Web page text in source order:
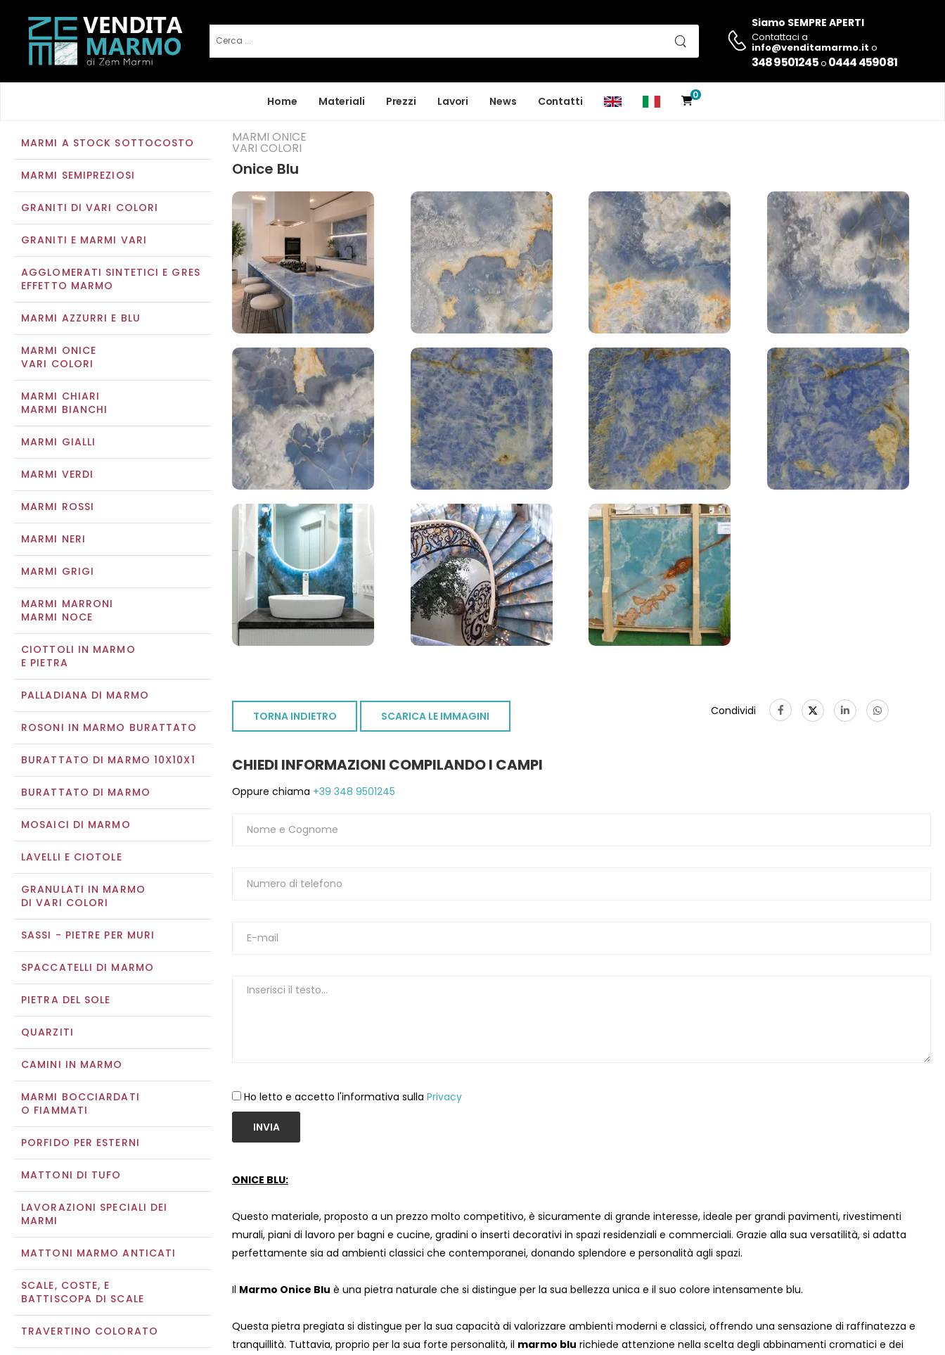
Siamo SEMPRE APERTI
Contattaci a
info@venditamarmo.it o
348 9501245o 0444 459081
Home Materiali Prezzi Lavori News Contatti 0
MARMI A STOCK SOTTOCOSTO
MARMI SEMIPREZIOSI
GRANITI DI VARI COLORI
GRANITI E MARMI VARI
AGGLOMERATI SINTETICI E GRES
EFFETTO MARMO
MARMI AZZURRI E BLU
MARMI ONICE
VARI COLORI
MARMI CHIARI
MARMI BIANCHI
MARMI GIALLI
MARMI VERDI
MARMI ROSSI
MARMI NERI
MARMI GRIGI
MARMI MARRONI
MARMI NOCE
CIOTTOLI IN MARMO
E PIETRA
PALLADIANA DI MARMO
ROSONI IN MARMO BURATTATO
BURATTATO DI MARMO 10X10X1
BURATTATO DI MARMO
MOSAICI DI MARMO
LAVELLI E CIOTOLE
GRANULATI IN MARMO
DI VARI COLORI
SASSI - PIETRE PER MURI
SPACCATELLI DI MARMO
PIETRA DEL SOLE
QUARZITI
CAMINI IN MARMO
MARMI BOCCIARDATI
O FIAMMATI
PORFIDO PER ESTERNI
MATTONI DI TUFO
LAVORAZIONI SPECIALI DEI
MARMI
MATTONI MARMO ANTICATI
SCALE, COSTE, E
BATTISCOPA DI SCALE
TRAVERTINO COLORATO
MARMI ONICE
VARI COLORI
Onice Blu
TORNA INDIETRO SCARICA LE IMMAGINI Condividi
CHIEDI INFORMAZIONI COMPILANDO I CAMPI
Oppure chiama +39 348 9501245
Ho letto e accetto l'informativa sulla Privacy
INVIA
ONICE BLU:
Questo materiale, proposto a un prezzo molto competitivo, è sicuramente di grande interesse, ideale per grandi pavimenti, rivestimenti
murali, piani di lavoro per bagni e cucine, gradini o inserti decorativi in ​​spazi residenziali e commerciali. Grazie alla sua versatilità, si adatta
perfettamente sia ad ambienti classici che contemporanei, donando splendore e personalità agli spazi.
Il Marmo Onice Blu è una pietra naturale che si distingue per la sua bellezza unica e il suo colore intensamente blu.
Questa pietra pregiata si distingue per la sua capacità di valorizzare ambienti moderni e classici, offrendo una sensazione di raffinatezza e
tranquillità. Tuttavia, proprio per la sua forte personalità, il marmo blu richiede attenzione nella scelta degli abbinamenti cromatici e dei